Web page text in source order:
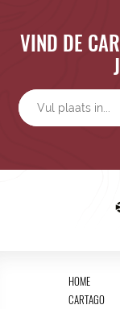
VIND DE
HOME
CARTAGO